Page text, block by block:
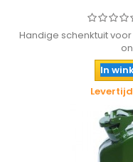
Handige schenktuit
In